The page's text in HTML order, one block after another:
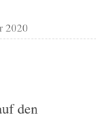
2020
den